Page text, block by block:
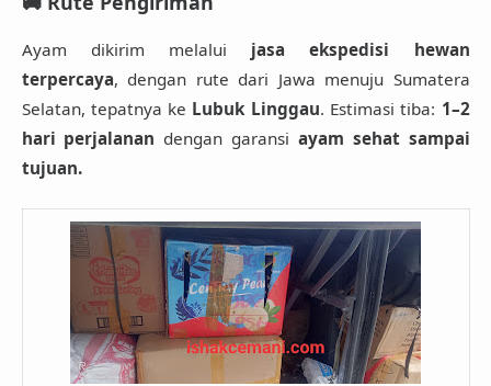
Ayam dikirim melalui jasa ekspedisi hewan
terpercaya, dengan rute dari Jawa menuju Sumatera
Selatan, tepatnya ke Lubuk Linggau. Estimasi tiba: 1–2
hari perjalanan dengan garansi ayam sehat sampai
tujuan.